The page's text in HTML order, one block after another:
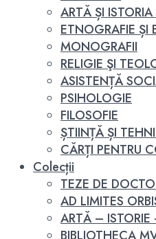
ARTĂ ȘI ISTORIA
ETNOGRAFIE ȘI
MONOGRAFII
RELIGIE ŞI
ASISTENȚĂ
PSIHOLOGIE
FILOSOFIE
ȘTIINȚĂ ȘI
CĂRȚI PENTRU
Colecții
TEZE DE
AD LIMITES
ARTĂ – ISTORIE